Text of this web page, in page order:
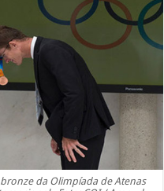
da Olimpíada de Atenas